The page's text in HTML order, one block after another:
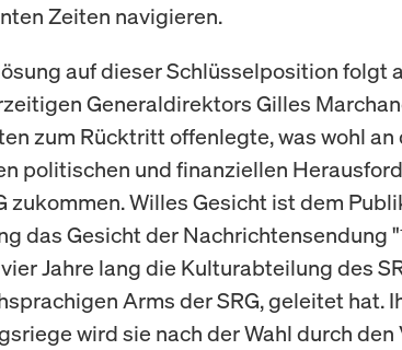
Zeiten navigieren.
auf dieser Schlüsselposition folgt
Generaldirektors Gilles
zum Rücktritt offenlegte, was wohl
politischen und finanziellen
zukommen. Willes Gesicht ist dem
das Gesicht der Nachrichtensendung
Jahre lang die Kulturabteilung des
Arms der SRG, geleitet hat.
wird sie nach der Wahl durch